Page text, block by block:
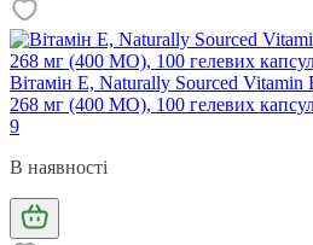
Вітамін Е, Naturally Sourced Vitamin
268 мг (400 МО), 100 гелевих
9
В наявності